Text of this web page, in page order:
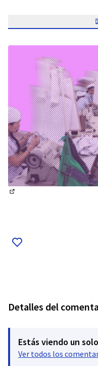
Detalles del
Estás viendo un
Ver todos los